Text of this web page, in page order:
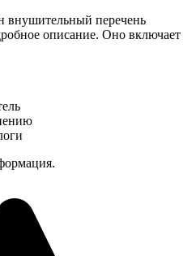
внушительный перечень
описание. Оно включает